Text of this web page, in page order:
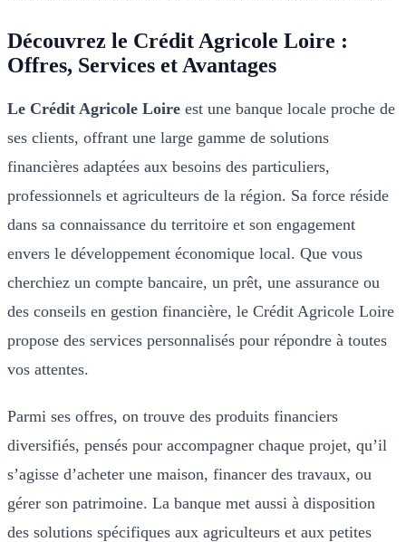
Découvrez le Crédit Agricole Loire :
Offres, Services et Avantages
Le Crédit Agricole Loire est une banque locale proche de
ses clients, offrant une large gamme de solutions
financières adaptées aux besoins des particuliers,
professionnels et agriculteurs de la région. Sa force réside
dans sa connaissance du territoire et son engagement
envers le développement économique local. Que vous
cherchiez un compte bancaire, un prêt, une assurance ou
des conseils en gestion financière, le Crédit Agricole Loire
propose des services personnalisés pour répondre à toutes
vos attentes.
Parmi ses offres, on trouve des produits financiers
diversifiés, pensés pour accompagner chaque projet, qu’il
s’agisse d’acheter une maison, financer des travaux, ou
gérer son patrimoine. La banque met aussi à disposition
des solutions spécifiques aux agriculteurs et aux petites